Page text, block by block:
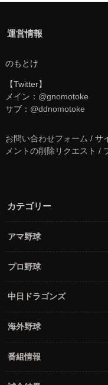
運営情報
のもとけ
【Twitter】
メイン： @gnomotoke
サブ： @ddnomotoke
お問い合わせフォーム / サ
メントの削除リクエスト /
カテゴリー
アマ野球
プロ野球
中日ドラゴンズ
海外野球
番組情報